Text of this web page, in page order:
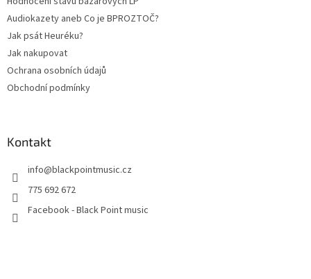
Audiokazety aneb Co je BPROZTOČ?
Jak psát Heuréku?
Jak nakupovat
Ochrana osobních údajů
Obchodní podmínky
Kontakt
info@blackpointmusic.cz
775 692 672
Facebook - Black Point music